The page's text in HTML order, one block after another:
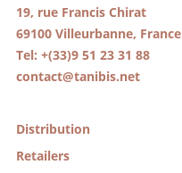
19, rue Francis Chirat
69100 Villeurbanne, France
Tel: +(33)9 51 23 31 88
contact@tanibis.net
Distribution
Retailers